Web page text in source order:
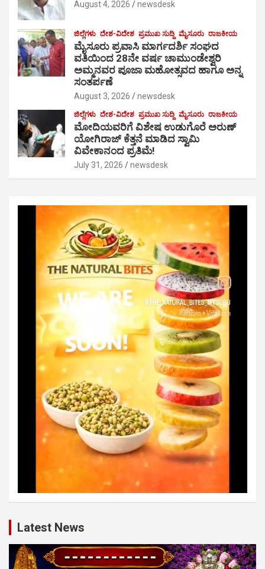
August 4, 2026 newsdesk
ಜಿಲ್ಲೆಗಳು ದೇಶ-ವಿದೇಶ ಪ್ರಮುಖ ಸುದ್ದಿ ಮೈಸೂರು ರಾಜಕೀಯ
ಮೈಸೂರು ಪ್ರವಾಸಿ ಮಾರ್ಗದರ್ಶಿ ಸಂಘದ
ವತಿಯಿಂದ 28ನೇ ವರ್ಷ ಚಾಮುಂಡೇಶ್ವರಿ
ಅಮ್ಮನವರ ಪೂಜಾ ಮಹೋತ್ಸವದ ಹಾಗೂ ಅನ್ನ
ಸಂತರ್ಪಣೆ
August 3, 2026 newsdesk
ಜಿಲ್ಲೆಗಳು ದೇಶ-ವಿದೇಶ ಪ್ರಮುಖ ಸುದ್ದಿ ಮೈಸೂರು ರಾಜಕೀಯ
ಮೋದಿಯವರಿಗೆ ವಿಶೇಷ ಉಡುಗೊರೆ ಅರುಣ್
ಯೋಗಿರಾಜ್ ಕೆತ್ತನೆ ಮಾಡಿದ ಸ್ವಾಮಿ
ವಿವೇಕಾನಂದ ಪ್ರತಿಮೆ!
July 31, 2026 newsdesk
Latest News